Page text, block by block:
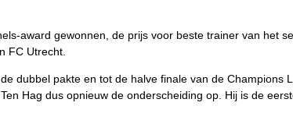
award gewonnen, de prijs voor beste trainer van het
FC Utrecht.
dubbel pakte en tot de halve finale van de Champions
Hag dus opnieuw de onderscheiding op. Hij is de